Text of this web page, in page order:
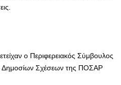
ο Περιφερειακός Σύμβουλος
Δημοσίων Σχέσεων της ΠΟΣΑΡ